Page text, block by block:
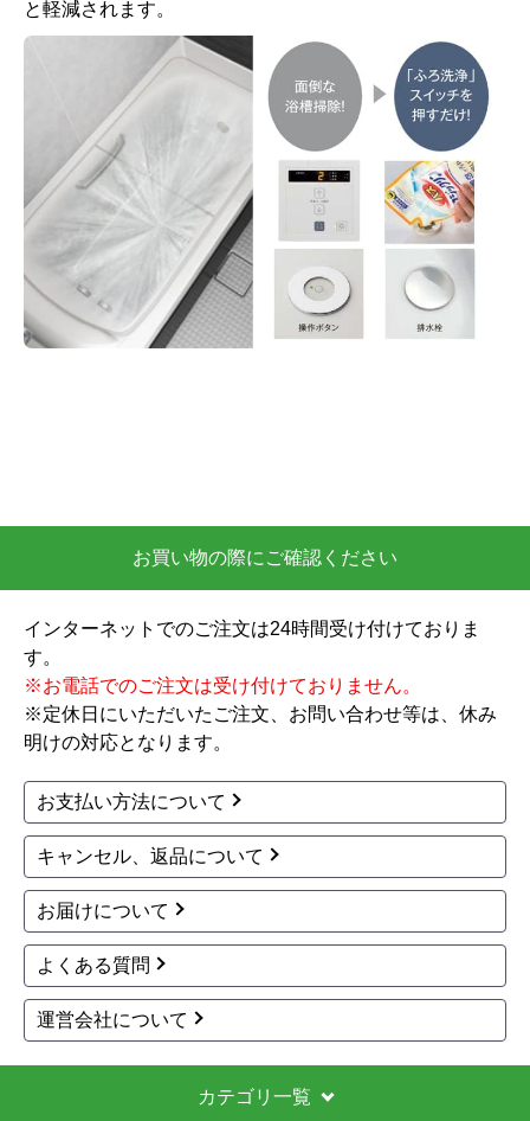
と軽減されます。
お買い物の際にご確認ください
インターネットでのご注文は24時間受け付けておりま
す。
※お電話でのご注文は受け付けておりません。
※定休日にいただいたご注文、お問い合わせ等は、休み
明けの対応となります。
お支払い方法について
キャンセル、返品について
お届けについて
よくある質問
運営会社について
カテゴリ一覧